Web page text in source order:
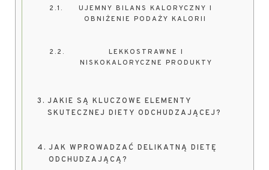
UJEMNY BILANS KALORYCZNY I
OBNIŻENIE PODAŻY KALORII
LEKKOSTRAWNE I
NISKOKALORYCZNE PRODUKTY
JAKIE SĄ KLUCZOWE ELEMENTY
SKUTECZNEJ DIETY ODCHUDZAJĄCEJ?
JAK WPROWADZAĆ DELIKATNĄ DIETĘ
ODCHUDZAJĄCĄ?